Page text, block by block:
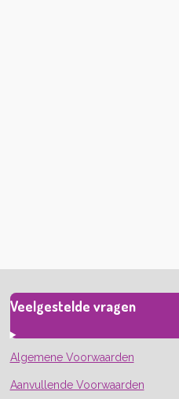
Veelgestelde vragen
Algemene Voorwaarden
Aanvullende Voorwaarden